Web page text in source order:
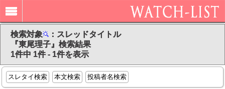
検索対象
：スレッドタイトル
『東尾理子』検索結果
1件中 1件 - 1件を表示
スレタイ検索 本文検索 投稿者名検索